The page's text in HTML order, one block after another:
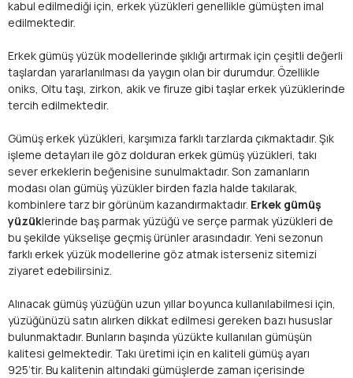
kabul edilmediği için, erkek yüzükleri genellikle gümüşten imal
edilmektedir.
Erkek gümüş yüzük modellerinde şıklığı artırmak için çeşitli değerli
taşlardan yararlanılması da yaygın olan bir durumdur. Özellikle
oniks, Oltu taşı, zirkon, akik ve firuze gibi taşlar erkek yüzüklerinde
tercih edilmektedir.
Gümüş erkek yüzükleri, karşımıza farklı tarzlarda çıkmaktadır. Şık
işleme detayları ile göz dolduran erkek gümüş yüzükleri, takı
sever erkeklerin beğenisine sunulmaktadır. Son zamanların
modası olan gümüş yüzükler birden fazla halde takılarak,
kombinlere tarz bir görünüm kazandırmaktadır. Erkek gümüş
yüzüklerinde baş parmak yüzüğü ve serçe parmak yüzükleri de
bu şekilde yükselişe geçmiş ürünler arasındadır. Yeni sezonun
farklı erkek yüzük modellerine göz atmak isterseniz sitemizi
ziyaret edebilirsiniz.
Alınacak gümüş yüzüğün uzun yıllar boyunca kullanılabilmesi için,
yüzüğünüzü satın alırken dikkat edilmesi gereken bazı hususlar
bulunmaktadır. Bunların başında yüzükte kullanılan gümüşün
kalitesi gelmektedir. Takı üretimi için en kaliteli gümüş ayarı
925’tir. Bu kalitenin altındaki gümüşlerde zaman içerisinde